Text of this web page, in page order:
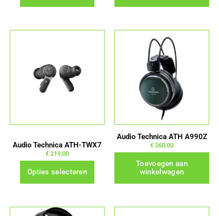
Audio Technica ATH-TWX7
€ 219,00
Opties selecteren
meerdere
variaties.
Deze
worden
op
productpagina
Audio Technica ATH A990Z
€ 260,00
Toevoegen aan
winkelwagen